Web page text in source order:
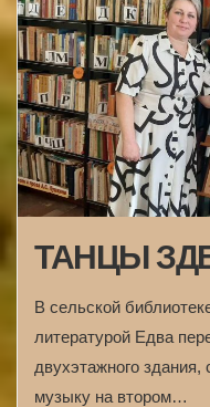
ТАНЦЫ
В сельской
литературой Едва
двухэтажного
музыку на втором…